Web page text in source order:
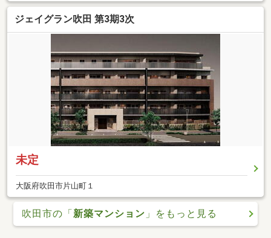
ジェイグラン吹田 第3期3次
未定
大阪府吹田市片山町１
吹田市の「 新築マンション 」をもっと見る